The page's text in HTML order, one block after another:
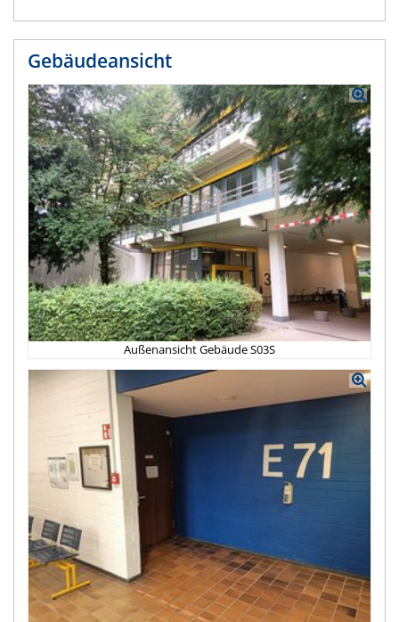
Gebäudeansicht
Außenansicht Gebäude S03S